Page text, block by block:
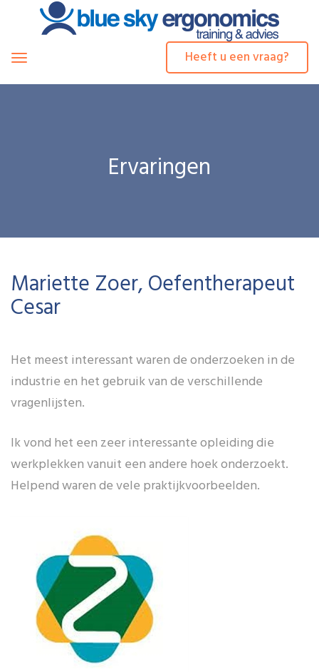
Heeft u een vraag?
Toggle
Ervaringen
Mariette Zoer, Oefentherapeut
Cesar
Het meest interessant waren de onderzoeken in de
industrie en het gebruik van de verschillende
vragenlijsten.
Ik vond het een zeer interessante opleiding die
werkplekken vanuit een andere hoek onderzoekt.
Helpend waren de vele praktijkvoorbeelden.